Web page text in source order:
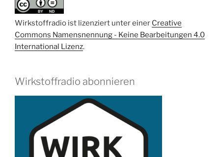
Dr.
Kries“
Wirkstoffradio ist lizenziert unter einer Creative
Commons Namensnennung - Keine Bearbeitungen 4.0
International Lizenz.
Wirkstoffradio abonnieren